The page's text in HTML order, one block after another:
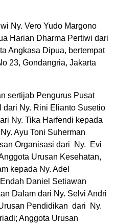
Ny. Vero Yudo Margono
Harian Dharma Pertiwi dari
Angkasa Dipua, bertempat
23, Gondangria, Jakarta
sertijab Pengurus Pusat
Ny. Rini Elianto Susetio
Ny. Tika Harfendi kepada
Ayu Toni Suherman
Organisasi dari Ny. Evi
Urusan Kesehatan,
kepada Ny. Adel
Daniel Setiawan
Dalam dari Ny. Selvi Andri
Pendidikan dari Ny.
Anggota Urusan